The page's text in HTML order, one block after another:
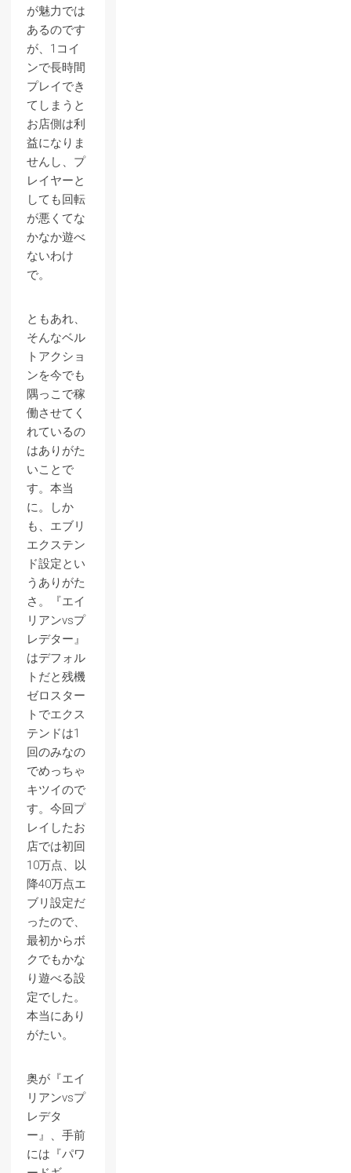
が魅力では
あるのです
が、1コイ
ンで長時間
プレイでき
てしまうと
お店側は利
益になりま
せんし、プ
レイヤーと
しても回転
が悪くてな
かなか遊べ
ないわけ
で。
ともあれ、
そんなベル
トアクショ
ンを今でも
隅っこで稼
働させてく
れているの
はありがた
いことで
す。本当
に。しか
も、エブリ
エクステン
ド設定とい
うありがた
さ。『エイ
リアンvsプ
レデター』
はデフォル
トだと残機
ゼロスター
トでエクス
テンドは1
回のみなの
でめっちゃ
キツイので
す。今回プ
レイしたお
店では初回
10万点、以
降40万点エ
ブリ設定だ
ったので、
最初からボ
クでもかな
り遊べる設
定でした。
本当にあり
がたい。
奥が『エイ
リアンvsプ
レデタ
ー』、手前
には『パワ